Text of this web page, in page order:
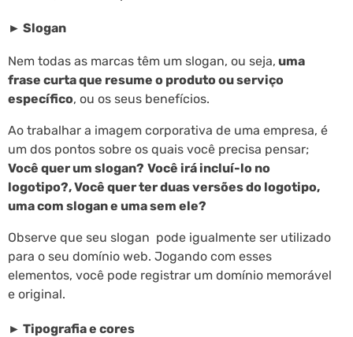
► Slogan
Nem todas as marcas têm um slogan, ou seja, uma
frase curta que resume o produto ou serviço
específico, ou os seus benefícios.
Ao trabalhar a imagem corporativa de uma empresa, é
um dos pontos sobre os quais você precisa pensar;
Você quer um slogan? Você irá incluí-lo no
logotipo?, Você quer ter duas versões do logotipo,
uma com slogan e uma sem ele?
Observe que seu slogan pode igualmente ser utilizado
para o seu domínio web. Jogando com esses
elementos, você pode registrar um domínio memorável
e original.
► Tipografia e cores